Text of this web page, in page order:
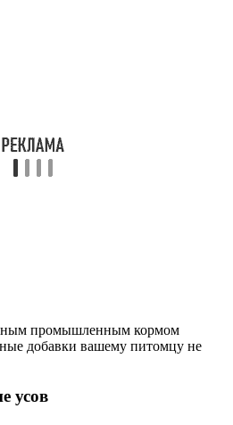
промышленным кормом
добавки вашему питомцу не
усов